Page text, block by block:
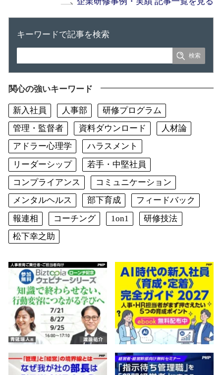
キーワードで記事を検索
関心の強いキーワード
新入社員 人事部
研修プログラム
管理・監督者
資料ダウンロード
人材論
アドラー心理学
ハラスメント
リーダーシップ
若手・中堅社員
コンプライアンス
コミュニケーション
メンタルヘルス
部下育成
フィードバック
報連相
コーチング 1on1
研修技法
松下幸之助